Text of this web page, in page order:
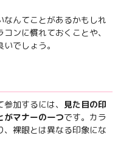
なんてことがあるかもしれ
ンに慣れておくことや、
でしょう。
加するには、 見た目の印
がマナーの一つです。カラ
、裸眼とは異なる印象にな